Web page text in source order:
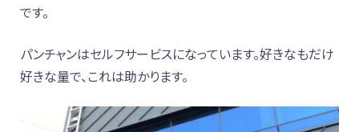
です。
パンチャンはセルフサービスになっています。好きなもだけ
好きな量で、これは助かります。